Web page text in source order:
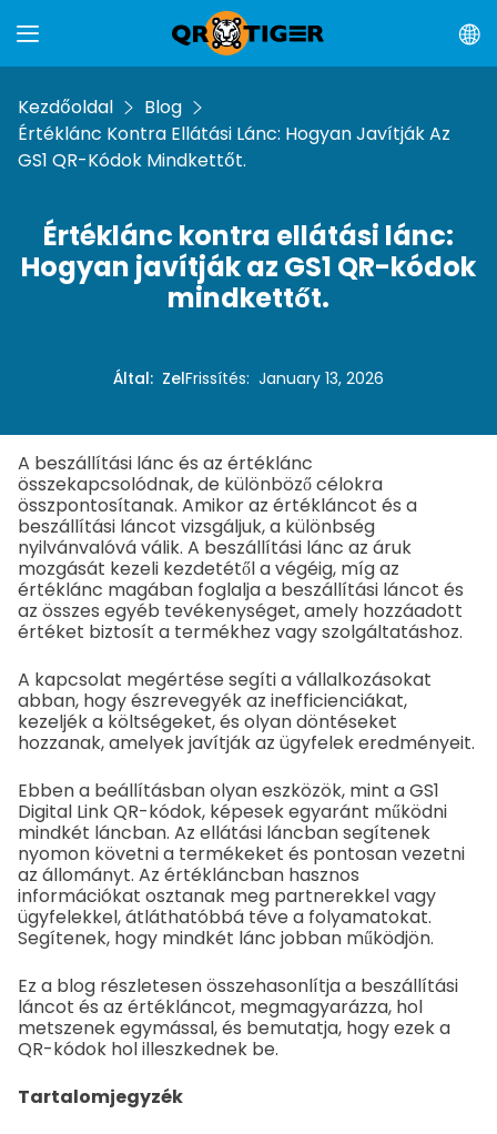
Kezdőoldal
Blog
Értéklánc Kontra Ellátási Lánc: Hogyan Javítják Az
GS1 QR-Kódok Mindkettőt.
Értéklánc kontra ellátási lánc:
Hogyan javítják az GS1 QR-kódok
mindkettőt.
Által: ZelFrissítés: January 13, 2026
A beszállítási lánc és az értéklánc
összekapcsolódnak, de különböző célokra
összpontosítanak. Amikor az értékláncot és a
beszállítási láncot vizsgáljuk, a különbség
nyilvánvalóvá válik. A beszállítási lánc az áruk
mozgását kezeli kezdetétől a végéig, míg az
értéklánc magában foglalja a beszállítási láncot és
az összes egyéb tevékenységet, amely hozzáadott
értéket biztosít a termékhez vagy szolgáltatáshoz.
A kapcsolat megértése segíti a vállalkozásokat
abban, hogy észrevegyék az inefficienciákat,
kezeljék a költségeket, és olyan döntéseket
hozzanak, amelyek javítják az ügyfelek eredményeit.
Ebben a beállításban olyan eszközök, mint a GS1
Digital Link QR-kódok, képesek egyaránt működni
mindkét láncban. Az ellátási láncban segítenek
nyomon követni a termékeket és pontosan vezetni
az állományt. Az értékláncban hasznos
információkat osztanak meg partnerekkel vagy
ügyfelekkel, átláthatóbbá téve a folyamatokat.
Segítenek, hogy mindkét lánc jobban működjön.
Ez a blog részletesen összehasonlítja a beszállítási
láncot és az értékláncot, megmagyarázza, hol
metszenek egymással, és bemutatja, hogy ezek a
QR-kódok hol illeszkednek be.
Tartalomjegyzék